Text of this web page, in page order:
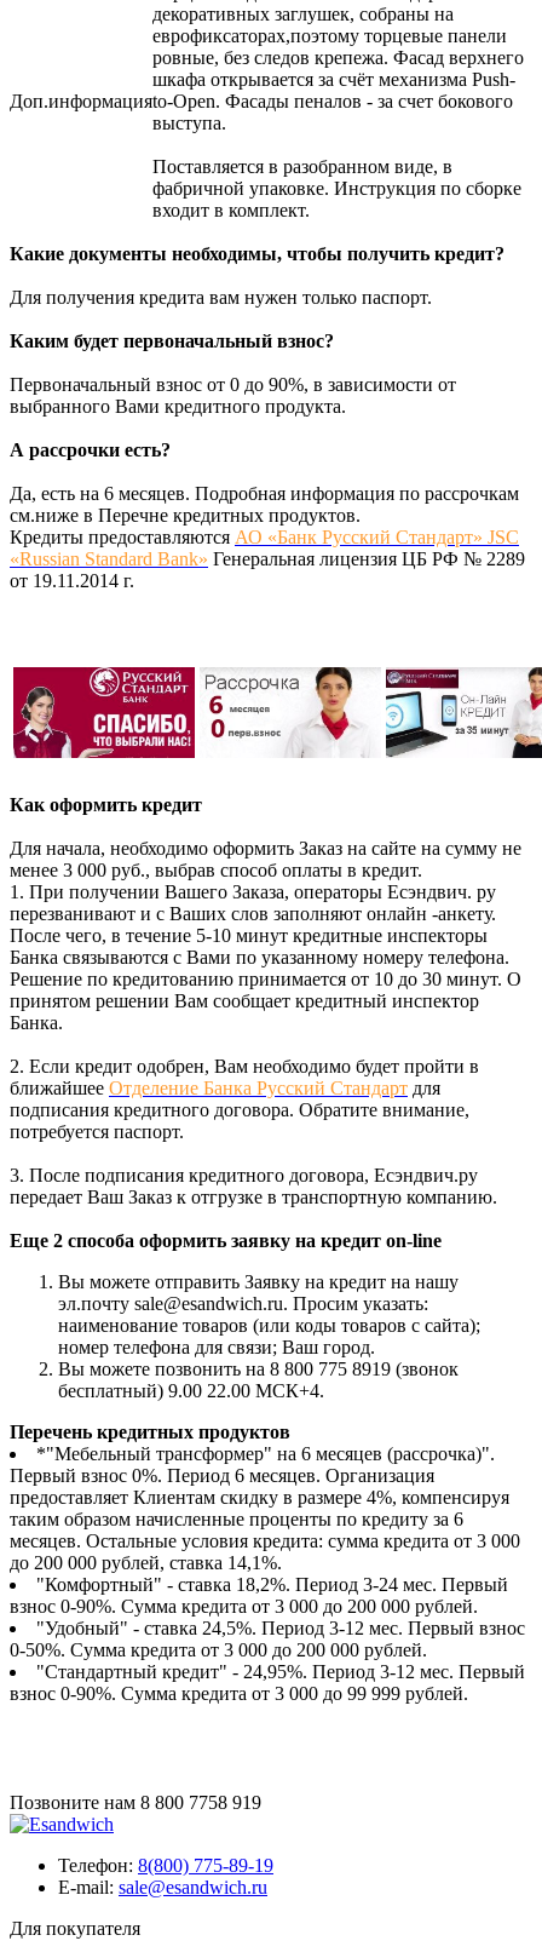
Доп.информация
декоративных заглушек, собраны на
еврофиксаторах,поэтому торцевые панели
ровные, без следов крепежа. Фасад верхнего
шкафа открывается за счёт механизма Push-
to-Open. Фасады пеналов - за счет бокового
выступа.
Поставляется в разобранном виде, в
фабричной упаковке. Инструкция по сборке
входит в комплект.
Какие документы необходимы, чтобы получить кредит?
Для получения кредита вам нужен только паспорт.
Каким будет первоначальный взнос?
Первоначальный взнос от 0 до 90%, в зависимости от
выбранного Вами кредитного продукта.
А рассрочки есть?
Да, есть на 6 месяцев. Подробная информация по рассрочкам
см.ниже в Перечне кредитных продуктов.
Кредиты предоставляются АО «Банк Русский Стандарт» JSC
«Russian Standard Bank» Генеральная лицензия ЦБ РФ № 2289
от 19.11.2014 г.
Как оформить кредит
Для начала, необходимо оформить Заказ на сайте на сумму не
менее 3 000 руб., выбрав способ оплаты в кредит.
1. При получении Вашего Заказа, операторы Есэндвич. ру
перезванивают и с Ваших слов заполняют онлайн -анкету.
После чего, в течение 5-10 минут кредитные инспекторы
Банка связываются с Вами по указанному номеру телефона.
Решение по кредитованию принимается от 10 до 30 минут. О
принятом решении Вам сообщает кредитный инспектор
Банка.
2. Если кредит одобрен, Вам необходимо будет пройти в
ближайшее Отделение Банка Русский Стандарт для
подписания кредитного договора. Обратите внимание,
потребуется паспорт.
3. После подписания кредитного договора, Есэндвич.ру
передает Ваш Заказ к отгрузке в транспортную компанию.
Еще 2 способа оформить заявку на кредит on-line
Вы можете отправить Заявку на кредит на нашу
эл.почту sale@esandwich.ru. Просим указать:
наименование товаров (или коды товаров с сайта);
номер телефона для связи; Ваш город.
Вы можете позвонить на 8 800 775 8919 (звонок
бесплатный) 9.00 22.00 МСК+4.
Перечень кредитных продуктов
*"Мебельный трансформер" на 6 месяцев (рассрочка)".
Первый взнос 0%. Период 6 месяцев. Организация
предоставляет Клиентам скидку в размере 4%, компенсируя
таким образом начисленные проценты по кредиту за 6
месяцев. Остальные условия кредита: сумма кредита от 3 000
до 200 000 рублей, ставка 14,1%.
"Комфортный" - ставка 18,2%. Период 3-24 мес. Первый
взнос 0-90%. Сумма кредита от 3 000 до 200 000 рублей.
"Удобный" - ставка 24,5%. Период 3-12 мес. Первый взнос
0-50%. Сумма кредита от 3 000 до 200 000 рублей.
"Стандартный кредит" - 24,95%. Период 3-12 мес. Первый
взнос 0-90%. Сумма кредита от 3 000 до 99 999 рублей.
Позвоните нам 8 800 7758 919
Телефон: 8(800) 775-89-19
E-mail: sale@esandwich.ru
Для покупателя